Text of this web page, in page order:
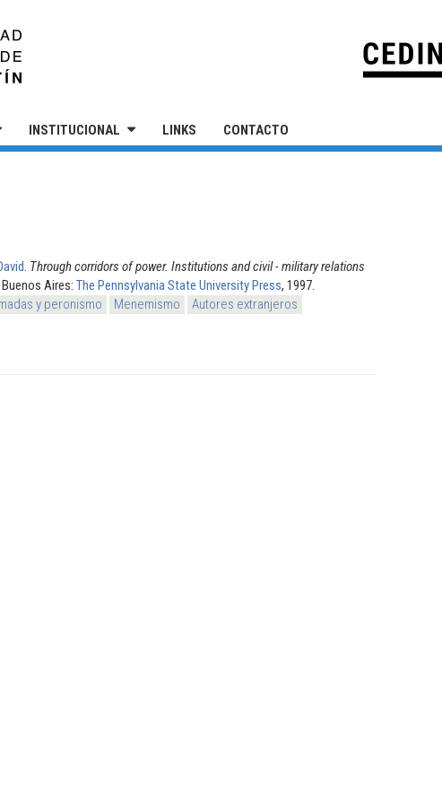
INSTITUCIONAL LINKS CONTACTO
Through corridors of power. Institutions and civil - military relations
. Buenos Aires: The Pennsylvania State University Press, 1997.
y peronismo
Menemismo
Autores extranjeros